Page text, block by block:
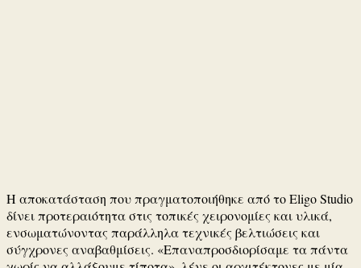
Η αποκατάσταση που πραγματοποιήθηκε από τοEligo Studio
δίνει προτεραιότητα στις τοπικές χειρονομίες και υλικά,
ενσωματώνοντας παράλληλα τεχνικές βελτιώσεις και
σύγχρονες αναβαθμίσεις. «Επαναπροσδιορίσαμε τα πάντα